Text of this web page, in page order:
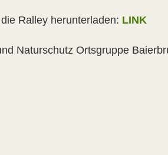
Ralley herunterladen: LINK
Naturschutz Ortsgruppe